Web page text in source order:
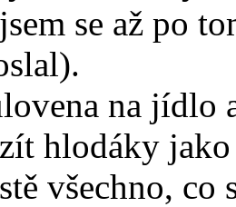
se až po
na jídlo
hlodáky
všechno,